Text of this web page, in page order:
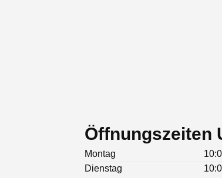
Öffnungszeiten
Montag
Dienstag